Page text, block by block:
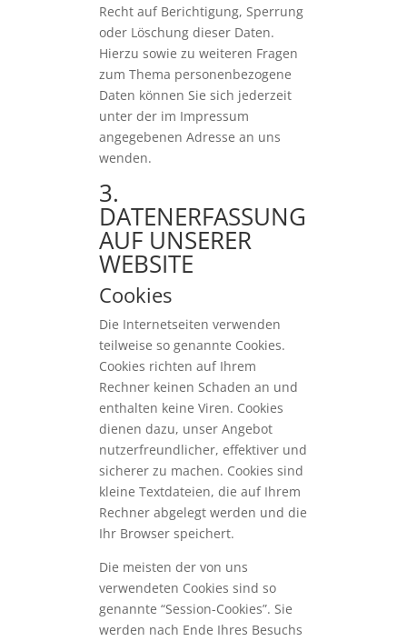
Recht auf Berichtigung, Sperrung
oder Löschung dieser Daten.
Hierzu sowie zu weiteren Fragen
zum Thema personenbezogene
Daten können Sie sich jederzeit
unter der im Impressum
angegebenen Adresse an uns
wenden.
3.
DATENERFASSUNG
AUF UNSERER
WEBSITE
Cookies
Die Internetseiten verwenden
teilweise so genannte Cookies.
Cookies richten auf Ihrem
Rechner keinen Schaden an und
enthalten keine Viren. Cookies
dienen dazu, unser Angebot
nutzerfreundlicher, effektiver und
sicherer zu machen. Cookies sind
kleine Textdateien, die auf Ihrem
Rechner abgelegt werden und die
Ihr Browser speichert.
Die meisten der von uns
verwendeten Cookies sind so
genannte “Session-Cookies”. Sie
werden nach Ende Ihres Besuchs